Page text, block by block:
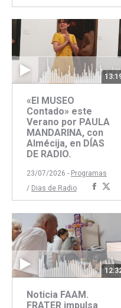
con
«El MUSEO
Contado» este
Verano por PAULA
MANDARINA, con
Almécija, en DÍAS
DE RADIO.
23/07/2026 - Programas
/ Dias de Radio
con
Noticia FAAM.
FRATER impulsa